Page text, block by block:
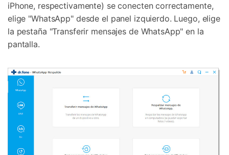
iPhone, respectivamente) se conecten correctamente,
elige "WhatsApp" desde el panel izquierdo. Luego, elige
la pestaña "Transferir mensajes de WhatsApp" en la
pantalla.